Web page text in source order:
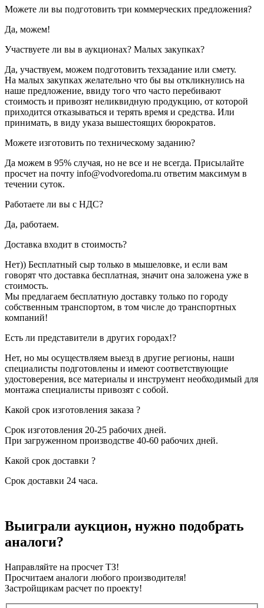
Можете ли вы подготовить три коммерческих предложения?
Да, можем!
Участвуете ли вы в аукционах? Малых закупках?
Да, участвуем, можем подготовить техзадание или смету.
На малых закупках желательно что бы вы откликнулись на
наше предложение, ввиду того что часто перебивают
стоимость и привозят неликвидную продукцию, от которой
приходится отказываться и терять время и средства. Или
принимать, в виду указа вышестоящих бюрократов.
Можете изготовить по техническому заданию?
Да можем в 95% случая, но не все и не всегда. Присылайте
просчет на почту info@vodvoredoma.ru ответим максимум в
течении суток.
Работаете ли вы с НДС?
Да, работаем.
Доставка входит в стоимость?
Нет)) Бесплатный сыр только в мышеловке, и если вам
говорят что доставка бесплатная, значит она заложена уже в
стоимость.
Мы предлагаем бесплатную доставку только по городу
собственным транспортом, в том числе до транспортных
компаний!
Есть ли представители в других городах!?
Нет, но мы осуществляем выезд в другие регионы, наши
специалисты подготовлены и имеют соответствующие
удостоверения, все материалы и инструмент необходимый для
монтажа специалисты привозят с собой.
Какой срок изготовления заказа ?
Срок изготовления 20-25 рабочих дней.
При загруженном производстве 40-60 рабочих дней.
Какой срок доставки ?
Срок доставки 24 часа.
Выиграли аукцион, нужно подобрать
аналоги?
Направляйте на просчет ТЗ!
Просчитаем аналоги любого производителя!
Застройщикам расчет по проекту!